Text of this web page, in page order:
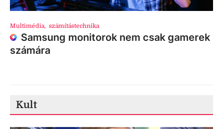
Multimédia, számítástechnika
Samsung monitorok nem csak gamerek
számára
Kult